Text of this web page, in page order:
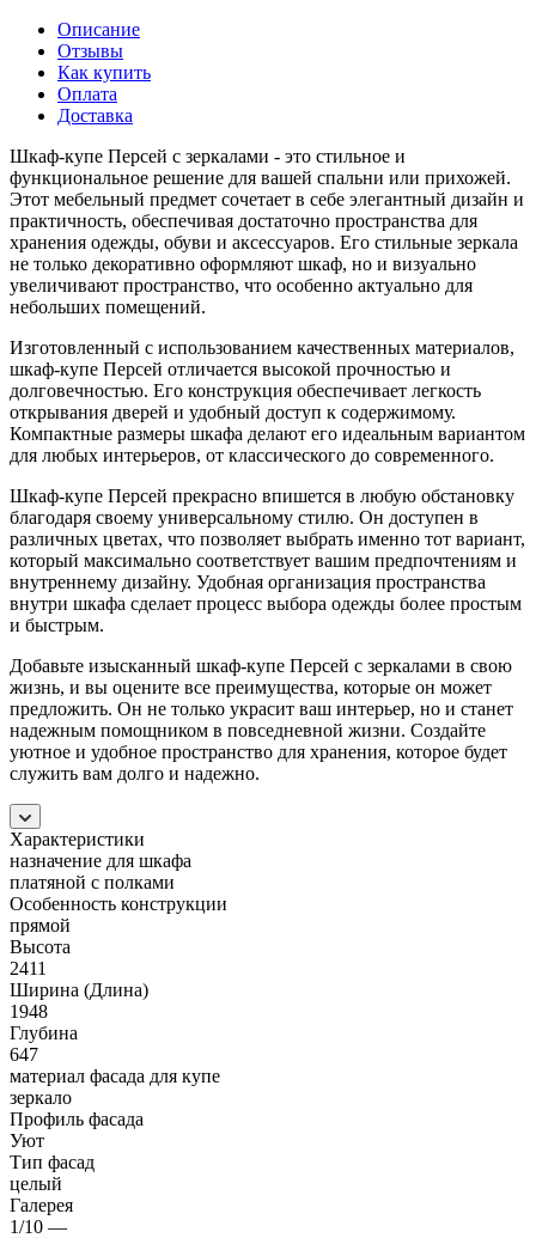
Описание
Отзывы
Как купить
Оплата
Доставка
Шкаф-купе Персей с зеркалами - это стильное и
функциональное решение для вашей спальни или прихожей.
Этот мебельный предмет сочетает в себе элегантный дизайн и
практичность, обеспечивая достаточно пространства для
хранения одежды, обуви и аксессуаров. Его стильные зеркала
не только декоративно оформляют шкаф, но и визуально
увеличивают пространство, что особенно актуально для
небольших помещений.
Изготовленный с использованием качественных материалов,
шкаф-купе Персей отличается высокой прочностью и
долговечностью. Его конструкция обеспечивает легкость
открывания дверей и удобный доступ к содержимому.
Компактные размеры шкафа делают его идеальным вариантом
для любых интерьеров, от классического до современного.
Шкаф-купе Персей прекрасно впишется в любую обстановку
благодаря своему универсальному стилю. Он доступен в
различных цветах, что позволяет выбрать именно тот вариант,
который максимально соответствует вашим предпочтениям и
внутреннему дизайну. Удобная организация пространства
внутри шкафа сделает процесс выбора одежды более простым
и быстрым.
Добавьте изысканный шкаф-купе Персей с зеркалами в свою
жизнь, и вы оцените все преимущества, которые он может
предложить. Он не только украсит ваш интерьер, но и станет
надежным помощником в повседневной жизни. Создайте
уютное и удобное пространство для хранения, которое будет
служить вам долго и надежно.
Характеристики
назначение для шкафа
платяной с полками
Особенность конструкции
прямой
Высота
2411
Ширина (Длина)
1948
Глубина
647
материал фасада для купе
зеркало
Профиль фасада
Уют
Тип фасад
целый
Галерея
1/10 —